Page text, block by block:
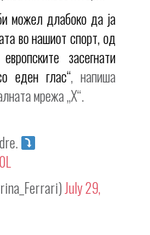
можел длабоко да ја
во нашиот спорт, од
засегнати
еден глас“, напиша
мрежа „X“.
July 29,